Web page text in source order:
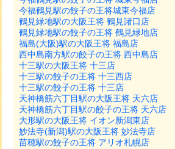
今福鶴見駅の餃子の王将城東今福店
鶴見緑地駅の大阪王将 鶴見諸口店
鶴見緑地駅の餃子の王将 鶴見緑地店
福島(大阪)駅の大阪王将 福島店
西中島南方駅の餃子の王将 西中島店
十三駅の大阪王将 十三店
十三駅の餃子の王将 十三西店
十三駅の餃子の王将 十三店
天神橋筋六丁目駅の大阪王将 天六店
天神橋筋六丁目駅の餃子の王将 天六店
大形駅の大阪王将 イオン新潟東店
妙法寺(新潟)駅の大阪王将 妙法寺店
苗穂駅の餃子の王将 アリオ札幌店